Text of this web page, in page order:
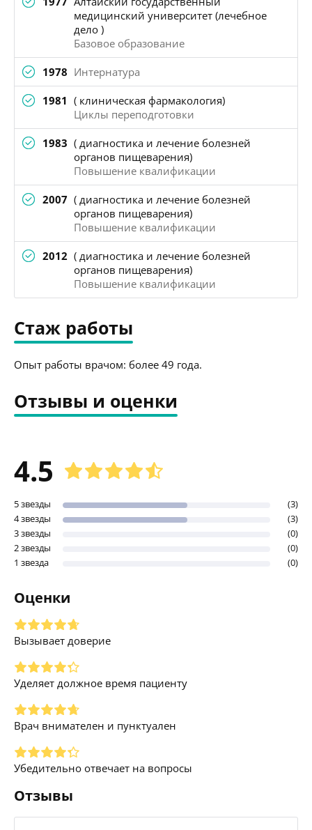
медицинский университет (лечебное
дело )
Базовое образование
1978 Интернатура
1981 ( клиническая фармакология)
Циклы переподготовки
1983 ( диагностика и лечение болезней
органов пищеварения)
Повышение квалификации
2007 ( диагностика и лечение болезней
органов пищеварения)
Повышение квалификации
2012 ( диагностика и лечение болезней
органов пищеварения)
Повышение квалификации
Стаж работы
Опыт работы врачом: более 49 года.
Отзывы и оценки
4.5
5 звезды
(3)
4 звезды
(3)
3 звезды
(0)
2 звезды
(0)
1 звезда
(0)
Оценки
Вызывает доверие
Уделяет должное время пациенту
Врач внимателен и пунктуален
Убедительно отвечает на вопросы
Отзывы